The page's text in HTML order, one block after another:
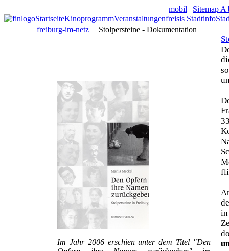
mobil | Sitemap A
StartseiteKinoprogrammVeranstaltungenfreisis Stadtinfo
freiburg-im-netz
Stolpersteine - Dokumentation
Im Jahr 2006 erschien unter dem Titel "Den